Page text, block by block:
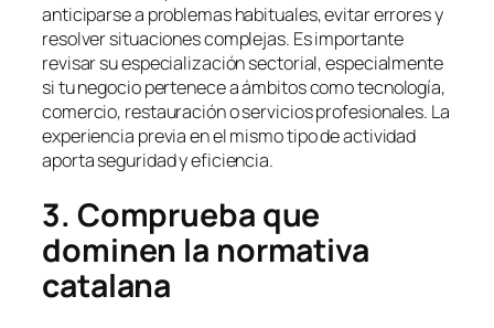
anticiparse a problemas habituales, evitar errores y
resolver situaciones complejas. Es importante
revisar su especialización sectorial, especialmente
si tu negocio pertenece a ámbitos como tecnología,
comercio, restauración o servicios profesionales. La
experiencia previa en el mismo tipo de actividad
aporta seguridad y eficiencia.
3. Comprueba que
dominen la normativa
catalana